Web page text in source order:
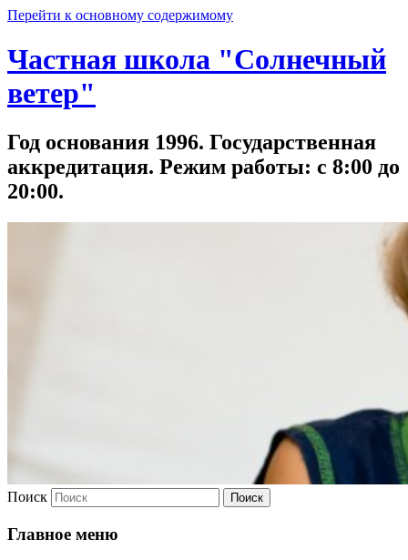
Перейти к основному содержимому
Частная школа "Солнечный
ветер"
Год основания 1996. Государственная
аккредитация. Режим работы: с 8:00 до
20:00.
Поиск
Главное меню